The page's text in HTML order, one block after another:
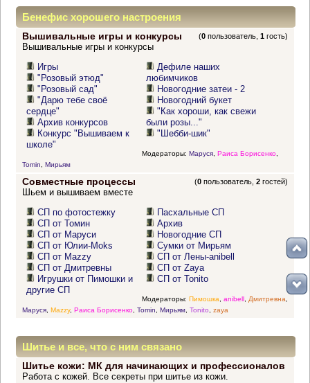
Бенефис хорошего настроения
Вышивальные игры и конкурсы (0 пользователь,1 гость)
Вышивальные игры и конкурсы
Игры
"Розовый этюд"
"Розовый сад"
"Дарю тебе своё
сердце"
Архив конкурсов
Конкурс "Вышиваем к
школе"
Дефиле наших
любимчиков
Новогодние затеи - 2
Новогодний букет
"Как хороши, как свежи
были розы..."
"Шебби-шик"
Модераторы: Маруся, Раиса Борисенко,
Tomin
Мирьям
Совместные процессы (0 пользователь,2 гостей)
Шьем и вышиваем вместе
СП по фотостежку
СП от Томин
СП от Маруси
СП от Юлии-Moks
СП от Mazzy
СП от Дмитревны
Игрушки от Пимошки и
другие СП
Пасхальные СП
Архив
Новогодние СП
Сумки от Мирьям
СП от Лены-anibell
СП от Zaya
СП от Tonito
Модераторы: Пимошка anibell, Дмитревна
Маруся, Mazzy, Раиса Борисенко, Tomin Мирьям, Tonito zaya
Шитье и все, что с ним связано
Шитье кожи: МК для начинающих и профессионалов
Работа с кожей. Все секреты при шитье из кожи.